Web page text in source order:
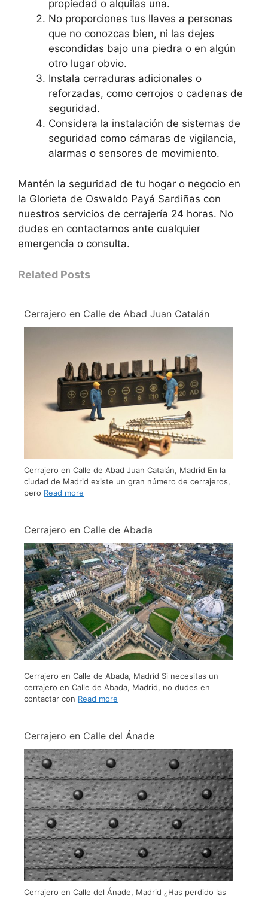
propiedad o alquilas una.
No proporciones tus llaves a personas
que no conozcas bien, ni las dejes
escondidas bajo una piedra o en algún
otro lugar obvio.
Instala cerraduras adicionales o
reforzadas, como cerrojos o cadenas de
seguridad.
Considera la instalación de sistemas de
seguridad como cámaras de vigilancia,
alarmas o sensores de movimiento.
Mantén la seguridad de tu hogar o negocio en
la Glorieta de Oswaldo Payá Sardiñas con
nuestros servicios de cerrajería 24 horas. No
dudes en contactarnos ante cualquier
emergencia o consulta.
Related Posts
Cerrajero en Calle de Abad Juan Catalán
Cerrajero en Calle de Abad Juan Catalán, Madrid En la
ciudad de Madrid existe un gran número de cerrajeros,
pero Read more
Cerrajero en Calle de Abada
Cerrajero en Calle de Abada, Madrid Si necesitas un
cerrajero en Calle de Abada, Madrid, no dudes en
contactar con Read more
Cerrajero en Calle del Ánade
Cerrajero en Calle del Ánade, Madrid ¿Has perdido las